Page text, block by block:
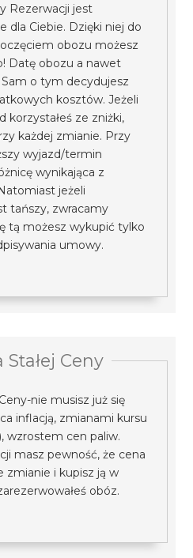
Rezerwacji jest
dla Ciebie. Dzięki niej do
obozu możesz
Datę obozu a nawet
o tym decydujesz
kosztów. Jeżeli
korzystałeś ze zniżki,
każdej zmianie. Przy
wyjazd/termin
wynikająca z
jeżeli
tańszy, zwracamy
tą możesz wykupić tylko
umowy.
Ceny
nie musisz już się
inflacją, zmianami kursu
wzrostem cen paliw.
masz pewność, że cena
zmianie i kupisz ją w
obóz.